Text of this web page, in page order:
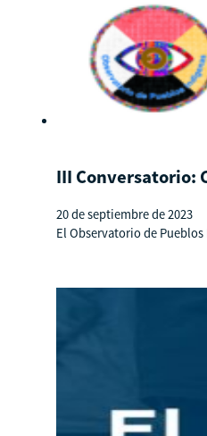
III Conversatorio:
20 de septiembre de 2023
El Observatorio de